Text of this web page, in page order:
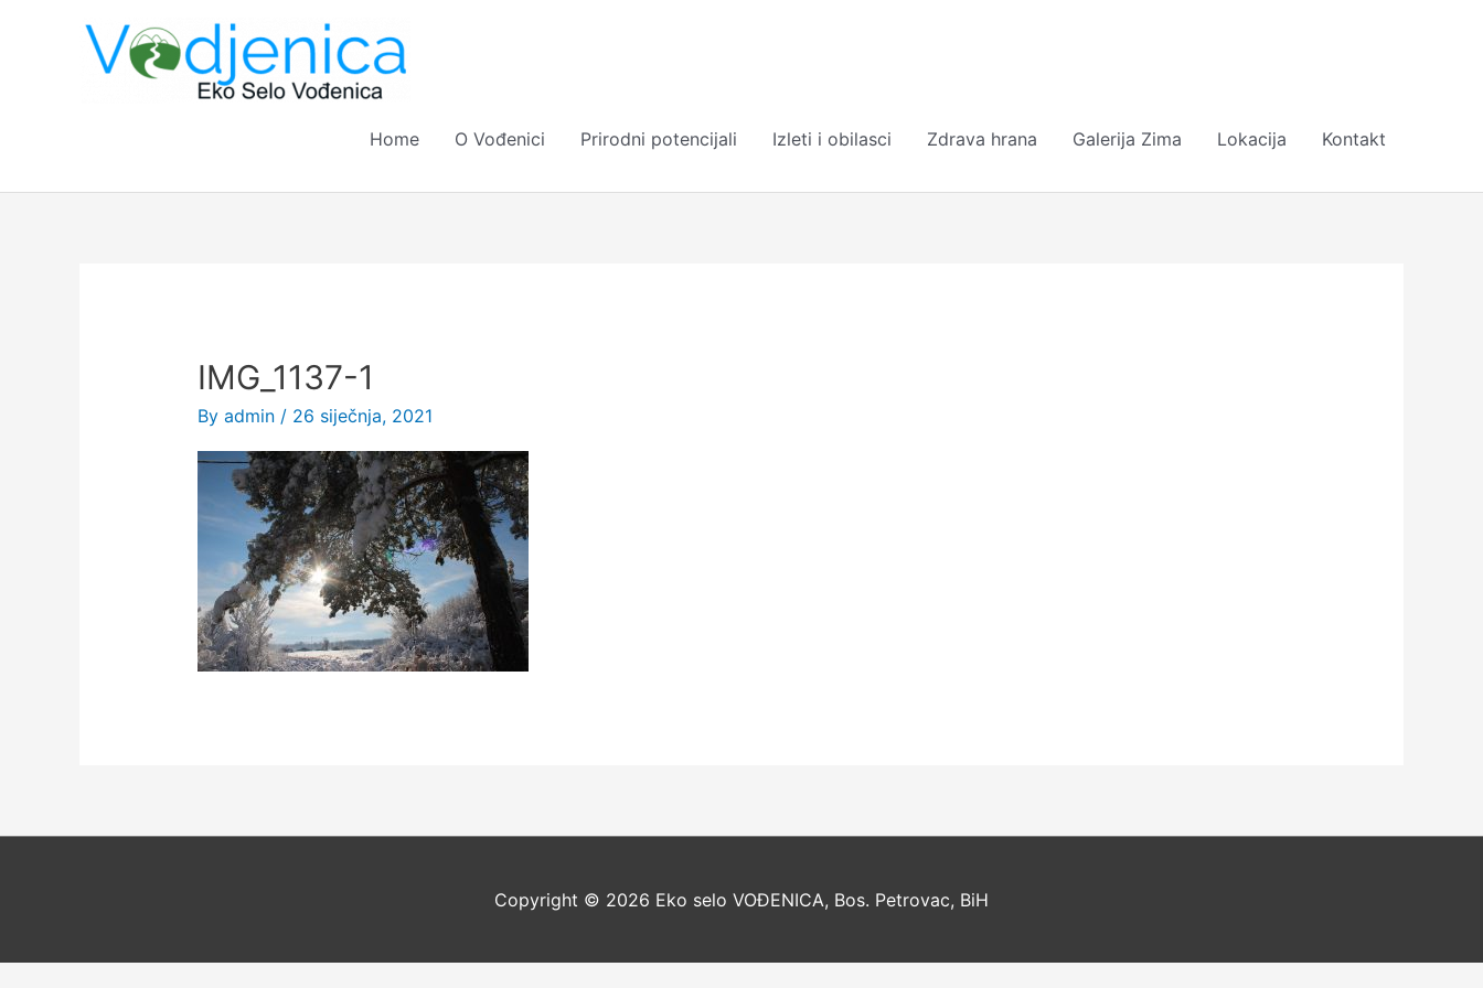
Home O Vođenici Prirodni potencijali Izleti i obilasci Zdrava hrana Galerija Zima Lokacija Kontakt
IMG_1137-1
By admin / 26 siječnja, 2021
Copyright © 2026 Eko selo VOĐENICA, Bos. Petrovac, BiH